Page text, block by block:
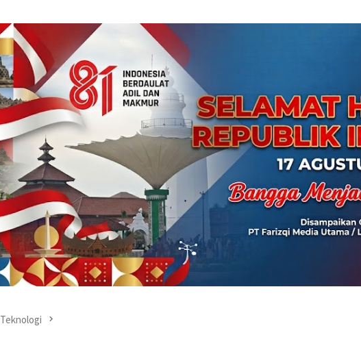
Teknologi